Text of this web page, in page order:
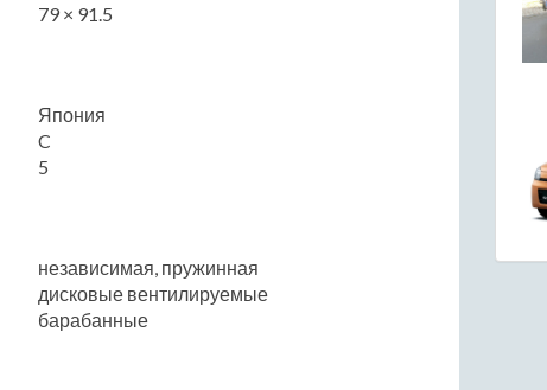
79 × 91.5
Япония
C
5
независимая, пружинная
дисковые вентилируемые
барабанные